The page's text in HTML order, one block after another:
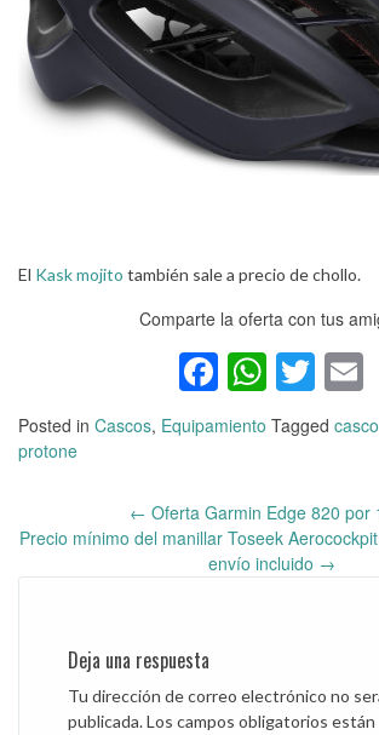
El Kask mojito también sale a precio de chollo.
Comparte la oferta con tus
Facebook
Posted in Cascos, Equipamiento Tagged
protone
Post
← Oferta Garmin Edge 820 por
Precio mínimo del manillar Toseek
envío incluido →
Deja una respuesta
Tu dirección de correo electrónico no
publicada.Los campos obligatorios están